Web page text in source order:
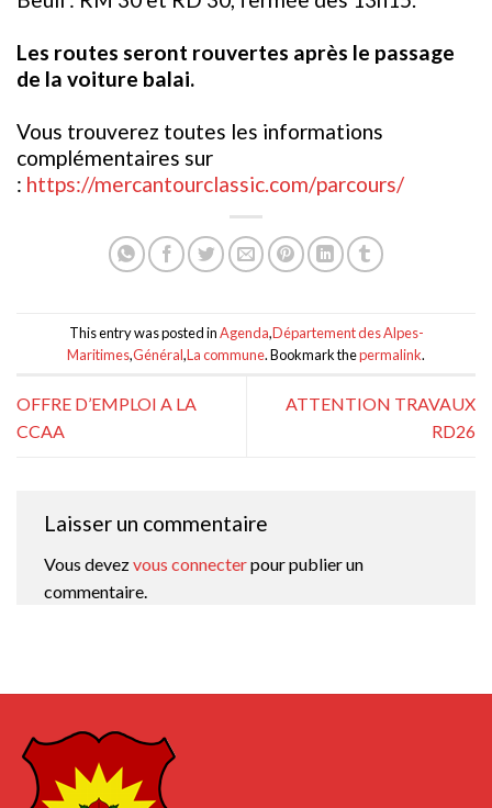
Les routes seront rouvertes après le passage
de la voiture balai.
Vous trouverez toutes les informations
complémentaires sur
: https://mercantourclassic.com/parcours/
This entry was posted inAgenda,Département des Alpes-
Maritimes,Général,La commune. Bookmark thepermalink.
OFFRE D’EMPLOI A LA
CCAA
ATTENTION TRAVAUX
RD26
Laisser un commentaire
Vous devezvous connecterpour publier un
commentaire.